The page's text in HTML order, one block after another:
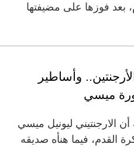
القدم، بعد فوزها على مضيفتها
وأساطير
ميسي
أن الارجنتيني ليونيل ميسي
القدم، فيما هنأه صديقه